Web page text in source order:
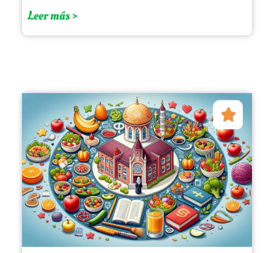
Leer más >